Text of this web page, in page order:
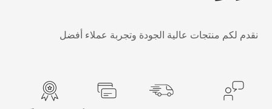
لكم منتجات عالية الجودة وتجربة عملاء أفضل